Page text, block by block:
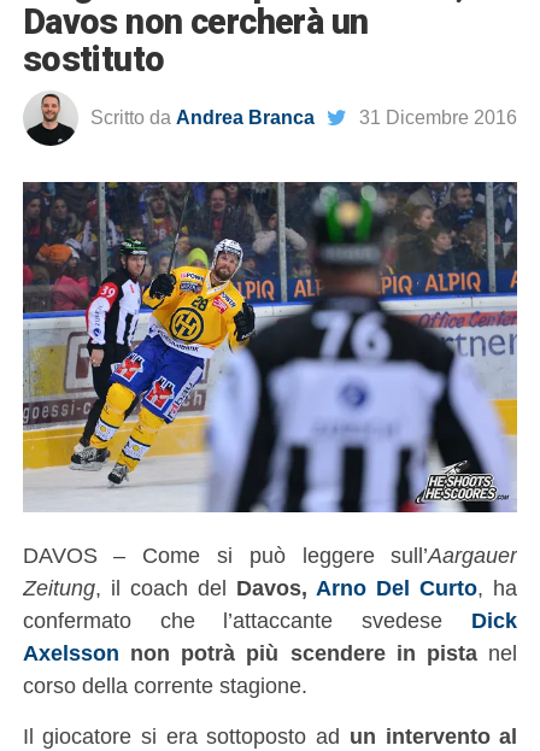
Davos non cercherà un
sostituto
Scritto da Andrea Branca 31 Dicembre 2016
DAVOS – Come si può leggere sull’Aargauer
Zeitung, il coach del Davos,Arno Del Curto, ha
confermato che l’attaccante svedese Dick
Axelsson non potrà più scendere in pista nel
corso della corrente stagione.
Il giocatore si era sottoposto ad un intervento al